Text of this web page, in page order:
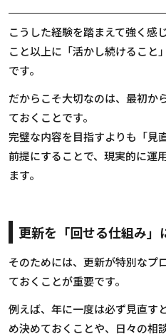
こうした経験を踏まえて強く感
こと以上に「活かし続けること
です。
だからこそ大切なのは、最初か
ておくことです。
完璧な内容を目指すよりも「見
前提にすることで、現実的に運
ます。
更新を「回せる仕組み」
そのためには、更新が特別なプ
ておくことが重要です。
例えば、年に一度は必ず見直す
め決めておくことや、日々の相